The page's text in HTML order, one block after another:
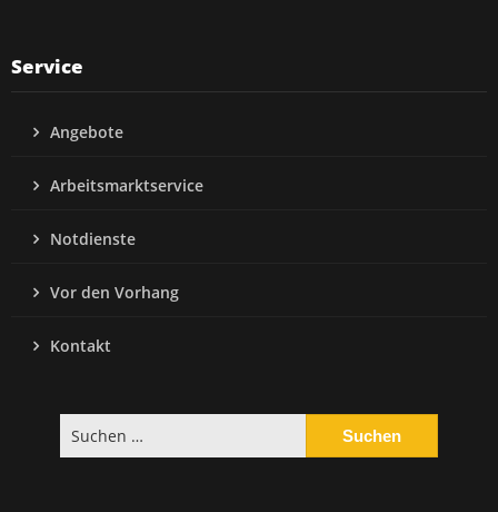
Service
Angebote
Arbeitsmarktservice
Notdienste
Vor den Vorhang
Kontakt
Suchen
nach: